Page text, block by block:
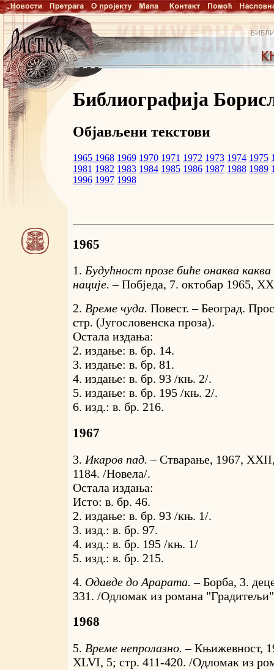
Библиографија
Објављени текстови
1965 1968 1969 1970 1971 1972 1973 1974 1975
1981 1982 1983 1984 1985 1986 1987 1988 1989
1996 1997 1998
1965
1. Будућност прозе биће онаква
нације. –Побједа, 7. октобар 1965,
2. Време чуда. Повест. – Београд.
стр. (Југословенска проза).
Остала издања:
2. издање: в. бр. 14.
3. издање: в. бр. 81.
4. издање: в. бр. 93 /књ. 2/.
5. издање: в. бр. 195 /књ. 2/.
6. изд.: в. бр. 216.
1967
3. Икаров пад. –Стварање, 1967,
1184. /Новела/.
Остала издања:
Исто: в. бр. 46.
2. издање: в. бр. 93 /књ. 1/.
3. изд.: в. бр. 97.
4. изд.: в. бр. 195 /књ. 1/
5. изд.: в. бр. 215.
4. Одавде до Арарата. –Борба, 3.
331. /Одломак из романа
1968
5. Време непролазно. –Књижевност,
XLVI, 5; стр. 411-420. /Одломак из